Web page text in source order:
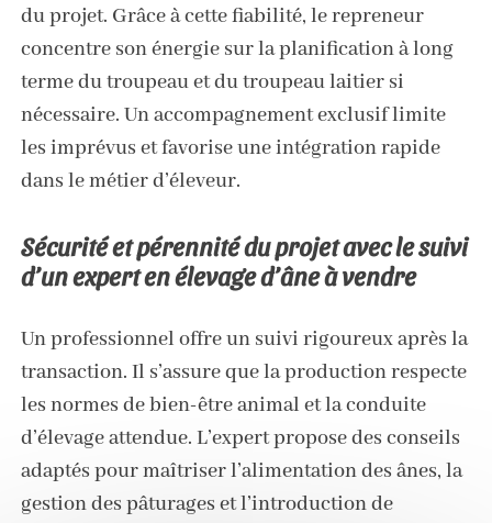
du projet. Grâce à cette fiabilité, le repreneur
concentre son énergie sur la planification à long
terme du troupeau et du troupeau laitier si
nécessaire. Un accompagnement exclusif limite
les imprévus et favorise une intégration rapide
dans le métier d’éleveur.
Sécurité et pérennité du projet avec le suivi
d’un expert en élevage d’âne à vendre
Un professionnel offre un suivi rigoureux après la
transaction. Il s’assure que la production respecte
les normes de bien-être animal et la conduite
d’élevage attendue. L’expert propose des conseils
adaptés pour maîtriser l’alimentation des ânes, la
gestion des pâturages et l’introduction de